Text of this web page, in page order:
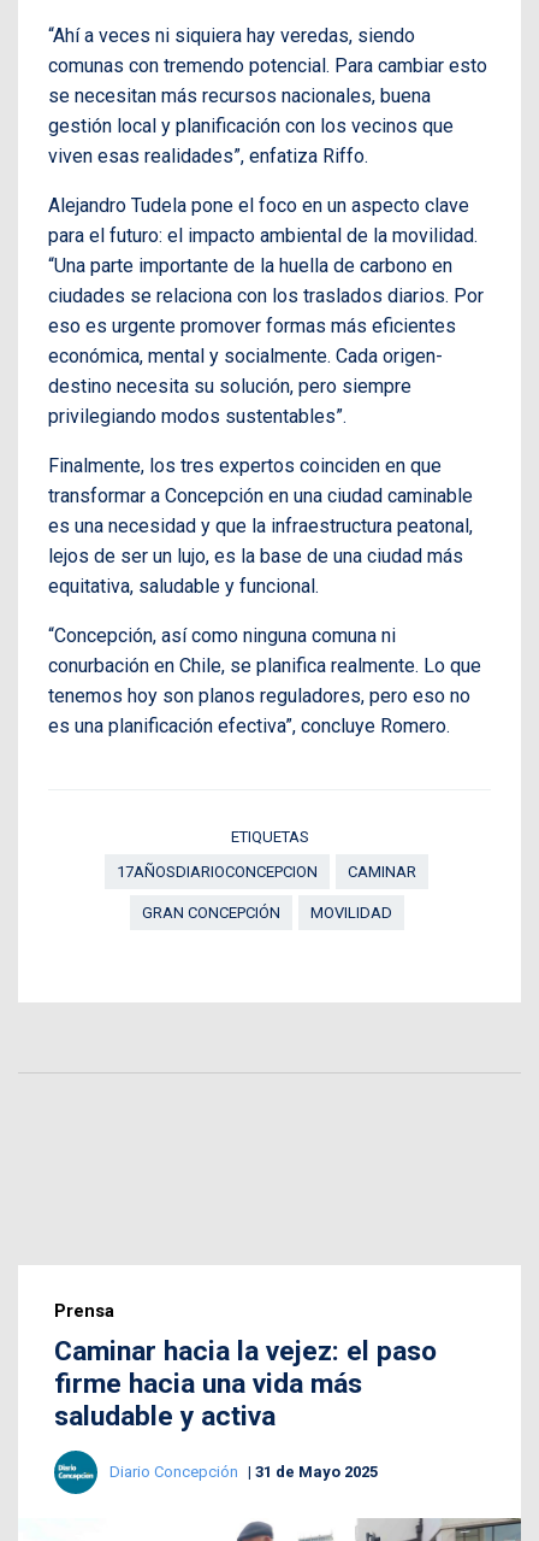
“Ahí a veces ni siquiera hay veredas, siendo
comunas con tremendo potencial. Para cambiar esto
se necesitan más recursos nacionales, buena
gestión local y planificación con los vecinos que
viven esas realidades”, enfatiza Riffo.
Alejandro Tudela pone el foco en un aspecto clave
para el futuro: el impacto ambiental de la movilidad.
“Una parte importante de la huella de carbono en
ciudades se relaciona con los traslados diarios. Por
eso es urgente promover formas más eficientes
económica, mental y socialmente. Cada origen-
destino necesita su solución, pero siempre
privilegiando modos sustentables”.
Finalmente, los tres expertos coinciden en que
transformar a Concepción en una ciudad caminable
es una necesidad y que la infraestructura peatonal,
lejos de ser un lujo, es la base de una ciudad más
equitativa, saludable y funcional.
“Concepción, así como ninguna comuna ni
conurbación en Chile, se planifica realmente. Lo que
tenemos hoy son planos reguladores, pero eso no
es una planificación efectiva”, concluye Romero.
ETIQUETAS
17AÑOSDIARIOCONCEPCION
CAMINAR
GRAN CONCEPCIÓN MOVILIDAD
Prensa
Caminar hacia la vejez: el paso
firme hacia una vida más
saludable y activa
Diario Concepción 31 de Mayo 2025